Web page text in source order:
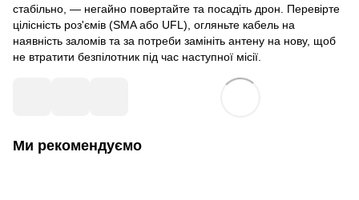
стабільно, — негайно повертайте та посадіть дрон. Перевірте
цілісність роз'ємів (SMA або UFL), огляньте кабель на
наявність заломів та за потреби замініть антену на нову, щоб
не втратити безпілотник під час наступної місії.
Ми рекомендуємо